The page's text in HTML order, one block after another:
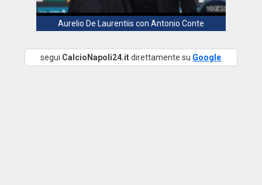
Aurelio De Laurentiis con Antonio Conte
segui CalcioNapoli24.itdirettamente su Google